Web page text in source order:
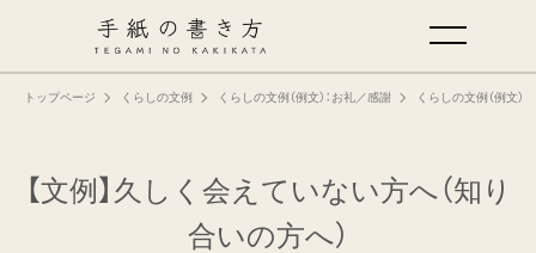
トップページ くらしの文例 くらしの文例（例文）：お礼／感謝 くらしの文例（例文）
【文例】久しく会えていない方へ（知り
合いの方へ）
手紙の基本
仕事の手紙の書き方